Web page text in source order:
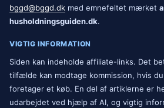
bggd@bggd.dk med emnefeltet mærket
husholdningsguiden.dk.
VIGTIG INFORMATION
Siden kan indeholde affiliate-links. Det
tilfælde kan modtage kommission, hvis
foretager et køb. En del af artiklerne er
udarbejdet ved hjælp af AI, og vigtig